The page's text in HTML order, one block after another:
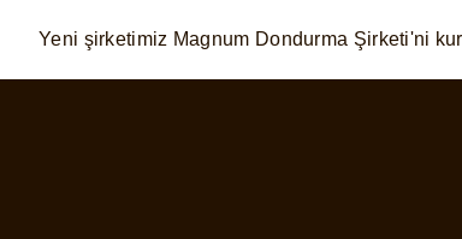
Skip to: MAIN CONTENT
Yeni şirketimiz Magnum Dondurma Şirketi'ni